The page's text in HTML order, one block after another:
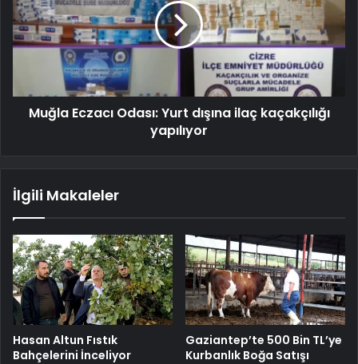
Muğla Eczacı Odası: Yurt dışına ilaç kaçakçılığı
yapılıyor
İlgili Makaleler
Hasan Altun Fıstık
Bahçelerini İnceliyor
Gaziantep’te 500 Bin TL’ye
Kurbanlık Boğa Satışı